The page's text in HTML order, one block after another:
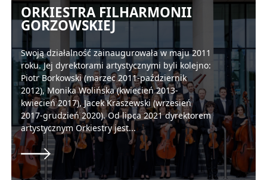
ORKIESTRA FILHARMONII
GORZOWSKIEJ
Swoją działalność zainaugurowała w maju 2011
roku. Jej dyrektorami artystycznymi byli kolejno:
Piotr Borkowski (marzec 2011-październik
2012), Monika Wolińska (kwiecień 2013-
kwiecień 2017), Jacek Kraszewski (wrzesień
2017-grudzień 2020). Od lipca 2021 dyrektorem
artystycznym Orkiestry jest...